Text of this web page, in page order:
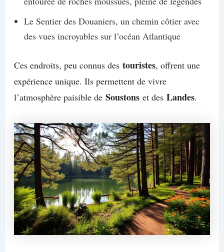
Le Sentier des Douaniers, un chemin côtier avec
des vues incroyables sur l’océan Atlantique
Ces endroits, peu connus des touristes, offrent une
expérience unique. Ils permettent de vivre
l’atmosphère paisible de Soustonset des Landes.